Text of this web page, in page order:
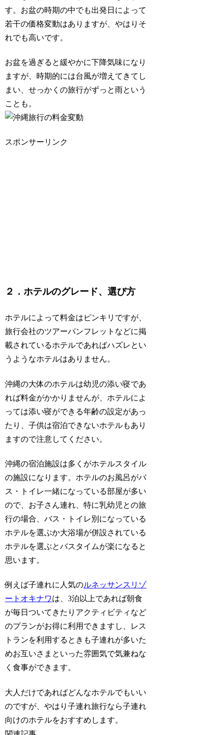
す。お盆の時期の中でも出発日によって
若干の価格変動はありますが、やはりそ
れでも高いです。
お盆を過ぎると緩やかに下降気味になり
ますが、時期的には台風が増えてきてし
まい、せっかくの旅行がずっと雨という
ことも。
スポンサーリンク
２．ホテルのグレード、選び方
ホテルによって料金はピンキリですが、
旅行会社のツアーパンフレットなどに掲
載されているホテルであればハズレとい
うようなホテルはありません。
沖縄の大体のホテルは幼児の添い寝であ
れば料金がかかりませんが、ホテルによ
っては添い寝ができる年齢の設定があっ
たり、子供は宿泊できないホテルもあり
ますので注意してください。
沖縄の宿泊施設は多くがホテルスタイル
の施設になります。ホテルのお風呂がバ
ス・トイレ一緒になっている部屋が多い
ので、お子さん連れ、特に乳幼児との旅
行の場合、バス・トイレ別になっている
ホテルを選ぶか大浴場が併設されている
ホテルを選ぶとバスタイムが楽になると
思います。
例えば子連れに人気のルネッサンスリゾ
ートオキナワは、3泊以上であれば朝食
が毎日ついてきたりアクティビティなど
のプランがお得に利用できますし、レス
トランを利用するときも子連れが多いた
めお互いさまといった雰囲気で気兼ねな
く食事ができます。
大人だけであればどんなホテルでもいい
のですが、やはり子連れ旅行なら子連れ
向けのホテルをおすすめします。